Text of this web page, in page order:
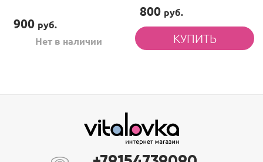
900 руб.
Нет в наличии
800 руб.